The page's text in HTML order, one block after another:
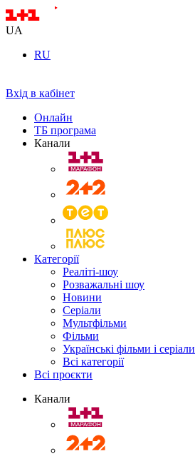
UA
RU
Вхід в кабінет
Онлайн
ТБ програма
Канали
Категорії
Реаліті-шоу
Розважальні шоу
Новини
Серіали
Мультфільми
Фільми
Українські фільми і серіали
Всі категорії
Всі проєкти
Канали